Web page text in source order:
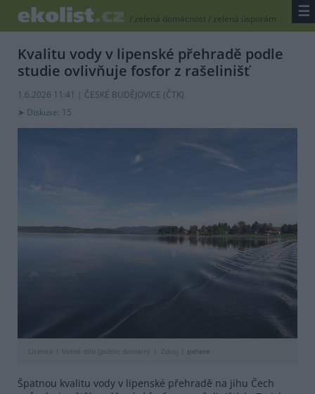
/ zelená domácnost/ zelená úsporám ☰
Kvalitu vody v lipenské přehradě podle
studie ovlivňuje fosfor z rašelinišť
1.6.2026 11:41 | ČESKÉ BUDĚJOVICE (ČTK)
Diskuse: 15
Licence | Volné dílo (public domain) Zdroj | pxhere
Špatnou kvalitu vody v lipenské přehradě na jihu Čech